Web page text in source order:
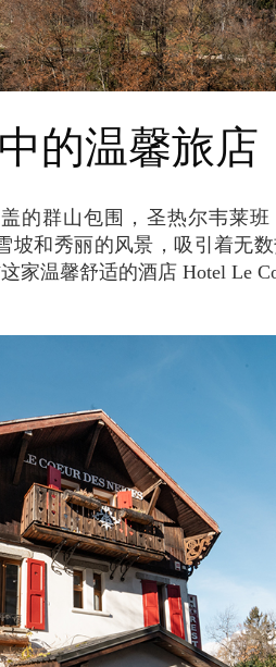
中的温馨旅店
坡和秀丽的风景，吸引着无
温馨舒适的酒店 Hotel Le